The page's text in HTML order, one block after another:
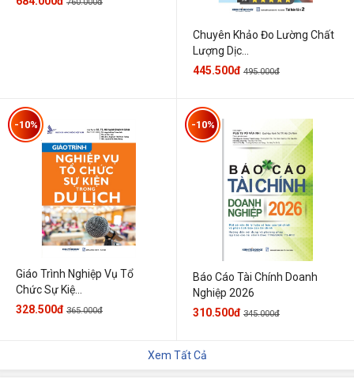
Chuyên Khảo Đo Lường Chất
Lượng Dịc...
445.500đ 495.000đ
Giáo Trình Nghiệp Vụ Tổ
Chức Sự Kiệ...
-10%
328.500đ 365.000đ
Báo Cáo Tài Chính Doanh
Nghiệp 2026
-10%
310.500đ 345.000đ
Xem Tất Cả